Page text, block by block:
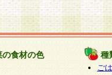
の食材の色 種
ご